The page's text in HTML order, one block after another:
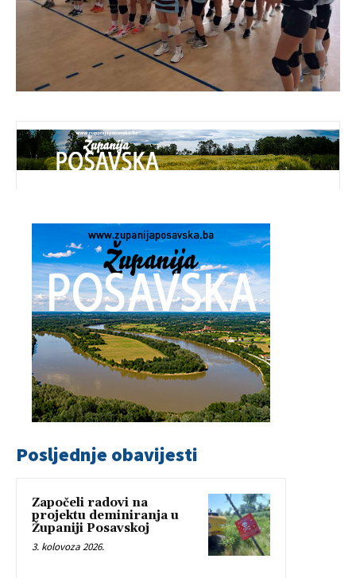
Posljednje obavijesti
Započeli radovi na
projektu deminiranja u
Županiji Posavskoj
3. kolovoza 2026.